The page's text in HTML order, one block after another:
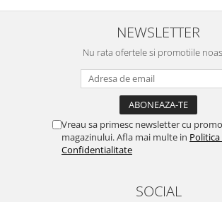
NEWSLETTER
Nu rata ofertele si promotiile
Vreau sa primesc newsletter cu
magazinului. Afla mai multe in Politica
Confidentialitate
SOCIAL